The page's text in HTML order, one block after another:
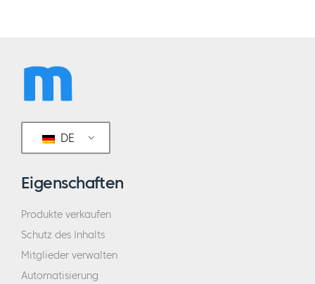
DE
Eigenschaften
Produkte verkaufen
Schutz des Inhalts
Mitglieder verwalten
Automatisierung